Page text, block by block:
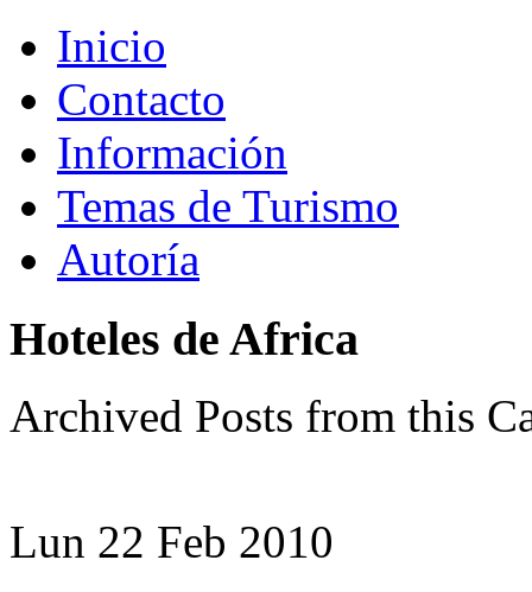
Inicio
Contacto
Información
Temas de Turismo
Autoría
Hoteles de Africa
Archived Posts from this
Lun 22 Feb 2010